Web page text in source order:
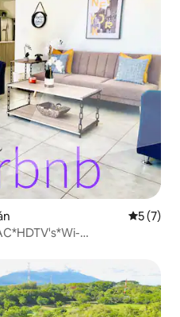
5 de
5 (7)